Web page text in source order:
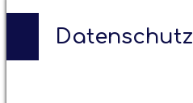
Datenschutz